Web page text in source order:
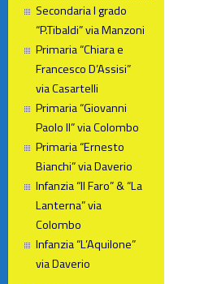
Secondaria I grado
“P.Tibaldi” via Manzoni
Primaria “Chiara e
Francesco D’Assisi”
via Casartelli
Primaria “Giovanni
Paolo II” via Colombo
Primaria “Ernesto
Bianchi” via Daverio
Infanzia “Il Faro” & “La
Lanterna” via
Colombo
Infanzia “L’Aquilone”
via Daverio